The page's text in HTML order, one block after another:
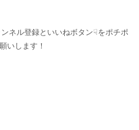
ネル登録といいねボタン☟をポチポ
いします！